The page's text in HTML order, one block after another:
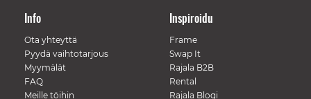
Info
Ota yhteyttä
Pyydä vaihtotarjous
Myymälät
FAQ
Meille töihin
Inspiroidu
Frame
Swap It
Rajala B2B
Rental
Rajala Blogi